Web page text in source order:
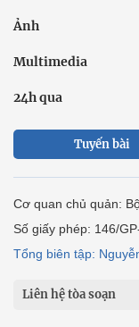
Ảnh
Multimedia
24h qua
Tuyến bài
Cơ quan chủ quản:
Số giấy phép: 146/
Tổng biên tập:
Liên hệ tòa soạn